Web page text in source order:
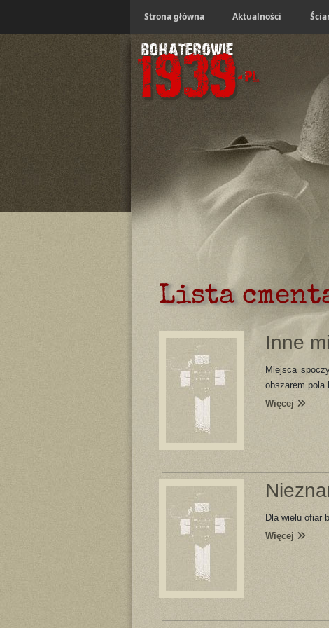
Strona główna Aktualności
Lista
Inne
Miejsca
obszarem pola
Więcej
Dla wielu ofiar
Więcej